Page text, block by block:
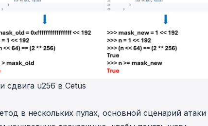
сдвига u256 в Cetus
в нескольких пулах, основной сценарий атаки